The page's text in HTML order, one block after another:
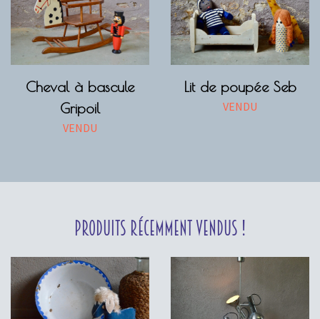
Cheval à bascule
Gripoil
VENDU
Lit de poupée Seb
VENDU
Produits récemment vendus !